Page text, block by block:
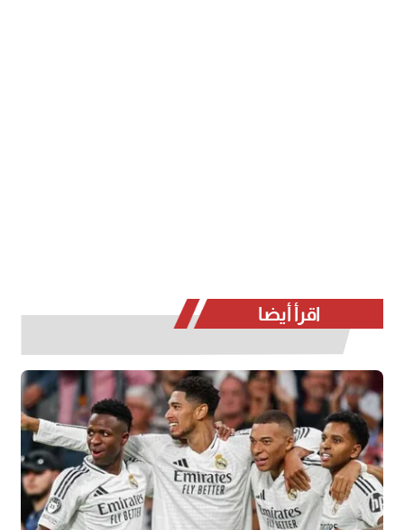
اقرأ أيضا